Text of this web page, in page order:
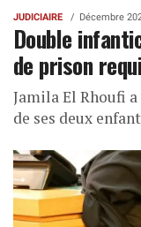
JUDICIAIRE Décembre
Double
de prison
Jamila El Rhoufi
de ses deux